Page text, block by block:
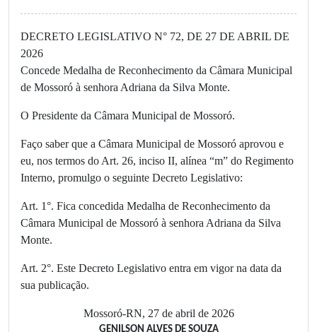
DECRETO LEGISLATIVO N° 72, DE 27 DE ABRIL DE
2026
Concede Medalha de Reconhecimento da Câmara Municipal
de Mossoró à senhora Adriana da Silva Monte.
O Presidente da Câmara Municipal de Mossoró.
Faço saber que a Câmara Municipal de Mossoró aprovou e
eu, nos termos do Art. 26, inciso II, alínea “m” do Regimento
Interno, promulgo o seguinte Decreto Legislativo:
Art. 1°. Fica concedida Medalha de Reconhecimento da
Câmara Municipal de Mossoró à senhora Adriana da Silva
Monte.
Art. 2°. Este Decreto Legislativo entra em vigor na data da
sua publicação.
Mossoró-RN, 27 de abril de 2026
GENILSON ALVES DE SOUZA